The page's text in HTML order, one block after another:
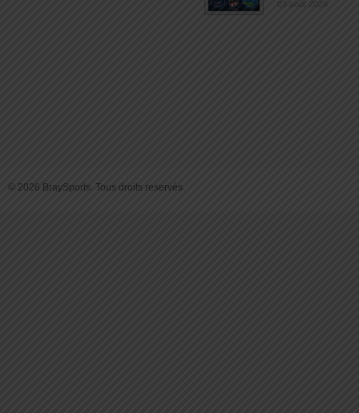
03 août 2026
© 2026 BraySports. Tous droits reservés.